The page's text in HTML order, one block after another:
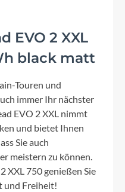
EVO 2 XXL
black matt
Touren und
immer Ihr nächster
EVO 2 XXL nimmt
und bietet Ihnen
Sie auch
meistern zu können.
XXL 750 genießen Sie
und Freiheit!